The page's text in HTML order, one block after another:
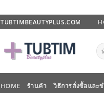
TUBTIMBEAUTYPLUS.COM
HOME ร้านค้า วิธีการสั่งซื้อและช